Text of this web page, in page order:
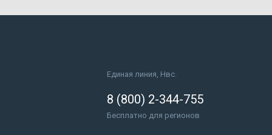
Единая линия, Нвс.
8 (800) 2-344-755
Бесплатно для регионов